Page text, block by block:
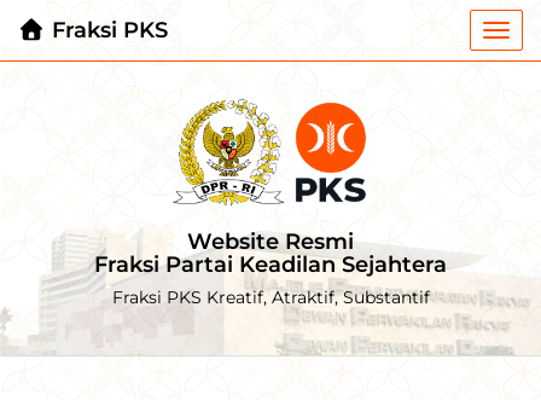
Fraksi PKS
Website Resmi
Fraksi Partai Keadilan Sejahtera
Fraksi PKS Kreatif, Atraktif, Substantif